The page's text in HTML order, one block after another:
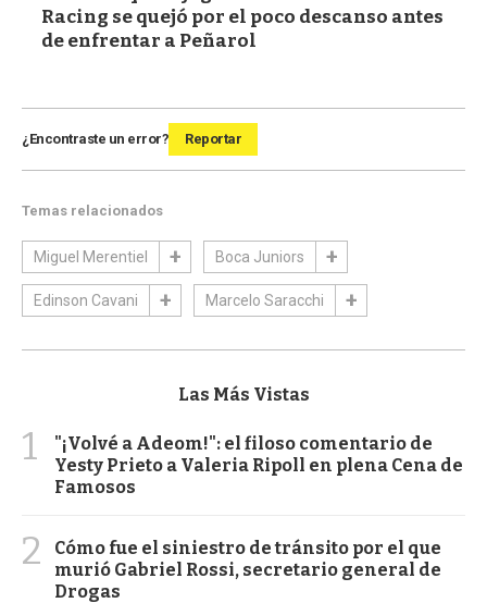
Racing se quejó por el poco descanso antes
de enfrentar a Peñarol
¿Encontraste un error? Reportar
Temas relacionados
Miguel Merentiel Boca Juniors
Edinson Cavani Marcelo Saracchi
Las Más Vistas
1
"¡Volvé a Adeom!": el filoso comentario de
Yesty Prieto a Valeria Ripoll en plena Cena de
Famosos
2
Cómo fue el siniestro de tránsito por el que
murió Gabriel Rossi, secretario general de
Drogas